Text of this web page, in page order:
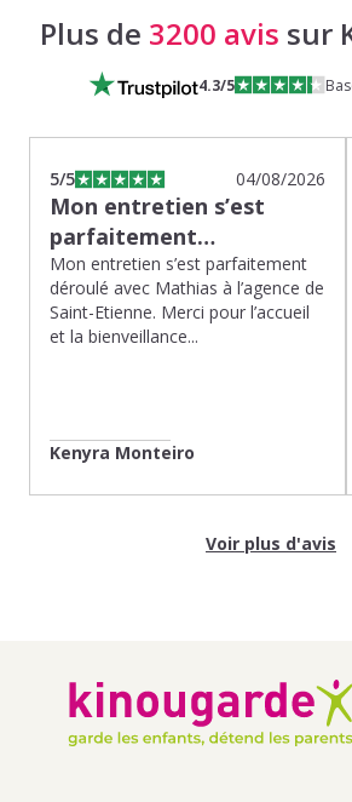
Plus de 3200 avis sur
4.3/5
5/5 04/08/2026
Mon entretien s’est
parfaitement…
Mon entretien s’est parfaitement
déroulé avec Mathias à l’agence de
Saint-Etienne. Merci pour l’accueil
et la bienveillance...
Kenyra Monteiro
Voir plus d'avis